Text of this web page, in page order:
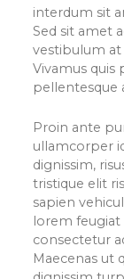
interdum sit
Sed sit amet
vestibulum at
Vivamus quis
pellentesque
Proin ante
ullamcorper
dignissim,
tristique elit
sapien
lorem
consectetur
Maecenas ut